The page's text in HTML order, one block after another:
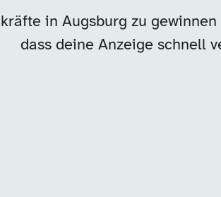
in Augsburg zu
dass deine Anzeige schnell